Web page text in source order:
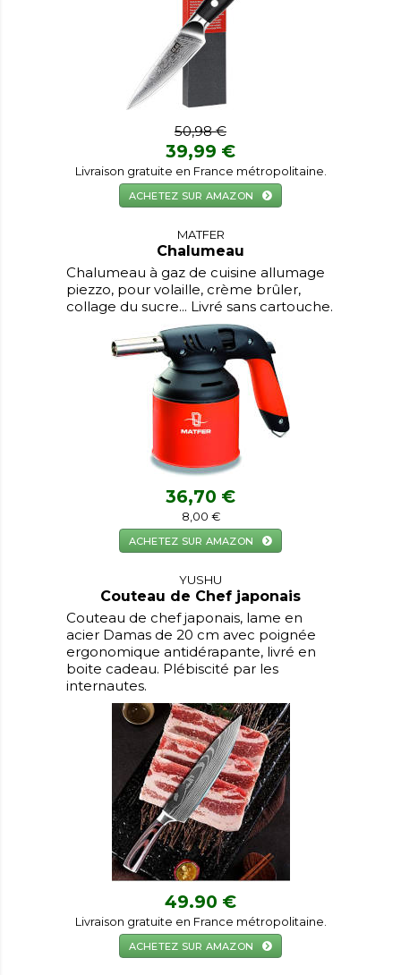
50,98 €
39,99 €
Livraison gratuite en France métropolitaine.
ACHETEZ SUR AMAZON
MATFER
Chalumeau
Chalumeau à gaz de cuisine allumage
piezzo, pour volaille, crème brûler,
collage du sucre... Livré sans cartouche.
36,70 €
8,00 €
ACHETEZ SUR AMAZON
YUSHU
Couteau de Chef japonais
Couteau de chef japonais, lame en
acier Damas de 20 cm avec poignée
ergonomique antidérapante, livré en
boite cadeau. Plébiscité par les
internautes.
49.90 €
Livraison gratuite en France métropolitaine.
ACHETEZ SUR AMAZON